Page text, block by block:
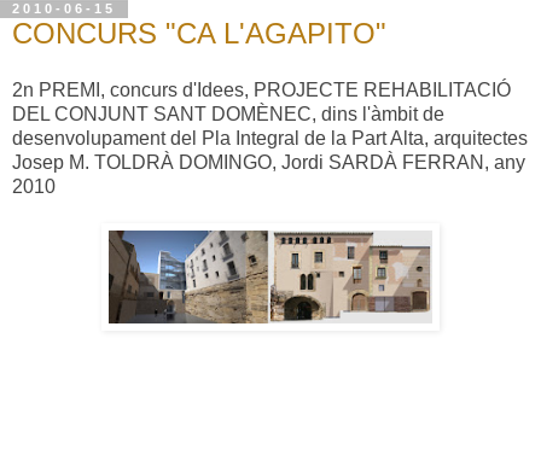
2010-06-15
CONCURS "CA L'AGAPITO"
2n PREMI, concurs d'Idees, PROJECTE REHABILITACIÓ
DEL CONJUNT SANT DOMÈNEC, dins l'àmbit de
desenvolupament del Pla Integral de la Part Alta, arquitectes
Josep M. TOLDRÀ DOMINGO, Jordi SARDÀ FERRAN, any
2010